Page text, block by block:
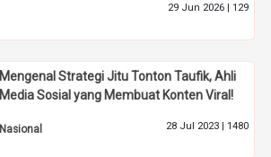
29 Jun 2026 | 129
Mengenal Strategi Jitu Tonton Taufik, Ahli
Media Sosial yang Membuat Konten Viral!
Nasional 28 Jul 2023 | 1480